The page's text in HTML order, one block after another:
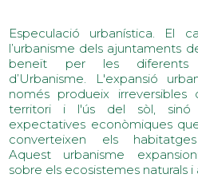
Especulació urbanística. El
l’urbanisme dels ajuntaments
beneït per les diferents
d’Urbanisme. L'expansió
només produeix
territori i l'ús del sòl, sinó
expectatives econòmiques
converteixen els
Aquest urbanisme
sobre els ecosistemes naturals i